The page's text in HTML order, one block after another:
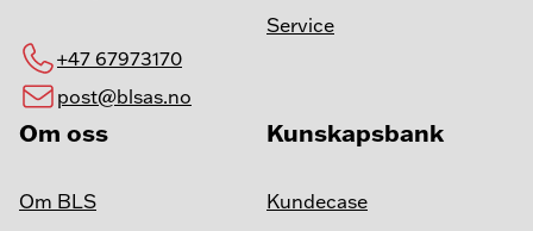
+47 67973170
post@blsas.no
Service
Om oss
Om BLS
Kunskapsbank
Kundecase